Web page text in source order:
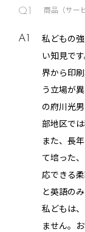
Q1 商品（サー
A1
私どもの
い知見で
界から印
う立場が
の府川光
部地区で
また、長
て培った
応できる
と英語の
私どもは
ません。